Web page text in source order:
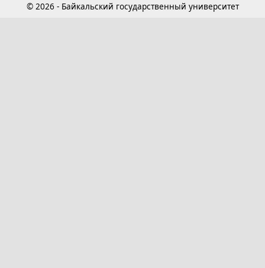
© 2026 - Байкальский государственный университет